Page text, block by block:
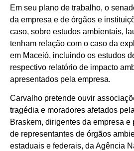
Em seu plano de trabalho, o
da empresa e de órgãos e
caso, sobre estudos ambientais,
tenham relação com o caso da
em Maceió, incluindo os estudos
respectivo relatório de impacto
apresentados pela empresa.
Carvalho pretende ouvir
tragédia e moradores afetados
Braskem, dirigentes da empresa
de representantes de órgãos
estaduais e federais, da Agência